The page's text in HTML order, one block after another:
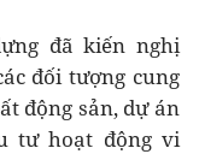
đã kiến nghị
đối tượng cung
động sản, dự án
tư hoạt động vi